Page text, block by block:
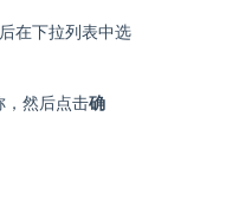
后在下拉列表中选
，然后点击确